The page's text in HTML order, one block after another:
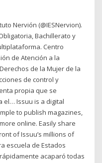
Nervión (@IESNervion).
Bachillerato y
Centro
de Atención a la
de la Mujer de la
de control y
propia que se
el… Issuu is a digital
to publish magazines,
online. Easily share
of Issuu’s millions of
escuela de Estados
acaparó todas